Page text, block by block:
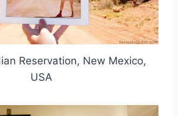
Reservation, New Mexico,
USA